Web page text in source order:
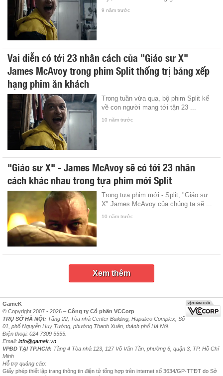
9 năm trước
Vai diễn có tới 23 nhân cách của "Giáo sư X"
James McAvoy trong phim Split thống trị bảng xếp
hạng phim ăn khách
Trong tuần vừa qua, bộ phim Split kể
về con người mang tới tận 23 ...
10 năm trước
"Giáo sư X" - James McAvoy sẽ có tới 23 nhân
cách khác nhau trong tựa phim mới Split
Trong tựa phim mới - Split, "Giáo sư
X" James McAvoy của chúng ta sẽ ...
10 năm trước
Xem thêm
GameK
© Copyright 2007 - 2026 – Công ty Cổ phần VCCorp
TRỤ SỞ HÀ NỘI: Tầng 22, Tòa nhà Center Building, Hapulico Complex, Số
01, phố Nguyễn Huy Tưởng, phường Thanh Xuân, thành phố Hà Nội.
Điện thoại: 024 7309 5555.
Email: info@gamek.vn
VPĐD TẠI TP.HCM: Tầng 4 Tòa nhà 123, 127 Võ Văn Tần, phường 6, quận 3, TP. Hồ Chí
Minh
Hỗ trợ quảng cáo:
Giấy phép thiết lập trang thông tin điện tử tổng hợp trên internet số 3634/GP-TTĐT do Sở